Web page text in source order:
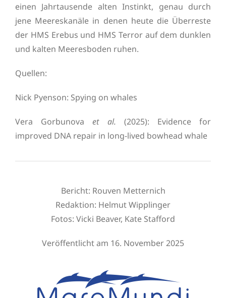
einen Jahrtausende alten Instinkt, genau durch
jene Meereskanäle in denen heute die Überreste
der HMS Erebus und HMS Terror auf dem dunklen
und kalten Meeresboden ruhen.
Quellen:
Nick Pyenson: Spying on whales
Vera Gorbunovaet al. (2025): Evidence for
improved DNA repair in long-lived bowhead whale
Bericht: Rouven Metternich
Redaktion: Helmut Wipplinger
Fotos: Vicki Beaver, Kate Stafford
Veröffentlicht am 16. November 2025